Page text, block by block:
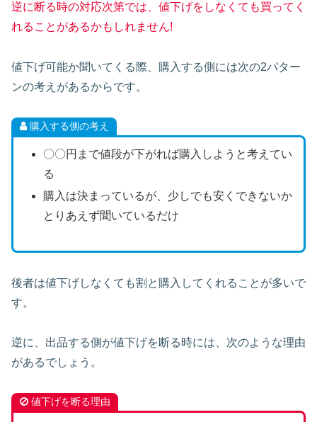
逆に断る時の対応次第では、値下げをしなくても買ってく
れることがあるかもしれません!
値下げ可能か聞いてくる際、購入する側には次の2パター
ンの考えがあるからです。
購入する側の考え
〇〇円まで値段が下がれば購入しようと考えてい
る
購入は決まっているが、少しでも安くできないか
とりあえず聞いているだけ
後者は値下げしなくても割と購入してくれることが多いで
す。
逆に、出品する側が値下げを断る時には、次のような理由
があるでしょう。
値下げを断る理由